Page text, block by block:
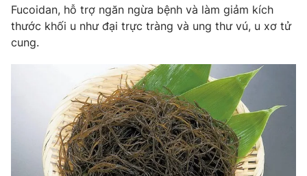
Emagazine Podcast
Photo
Shorts video
VTV Money VTV Thể thao
VTV Sức khoẻ Bất động sản
Fucoidan, hỗ trợ ngăn ngừa bệnh và làm giảm kích
thước khối u như đại trực tràng và ung thư vú, u xơ tử
cung.